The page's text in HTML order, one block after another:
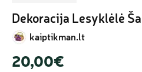
Dekoracija Lesyklėlė
kaiptikman.lt
20,00€